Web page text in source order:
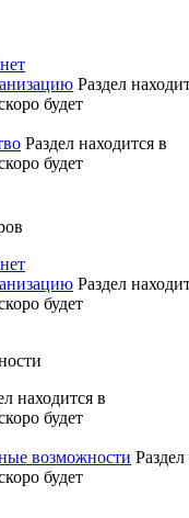
Раздел
будет
Раздел находится в
будет
Раздел
будет
находится в
будет
возможности
будет